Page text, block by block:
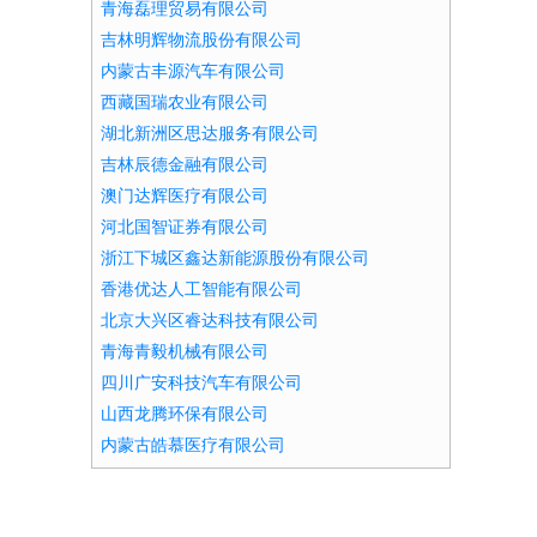
青海磊理贸易有限公司
吉林明辉物流股份有限公司
内蒙古丰源汽车有限公司
西藏国瑞农业有限公司
湖北新洲区思达服务有限公司
吉林辰德金融有限公司
澳门达辉医疗有限公司
河北国智证券有限公司
浙江下城区鑫达新能源股份有限公司
香港优达人工智能有限公司
北京大兴区睿达科技有限公司
青海青毅机械有限公司
四川广安科技汽车有限公司
山西龙腾环保有限公司
内蒙古皓慕医疗有限公司